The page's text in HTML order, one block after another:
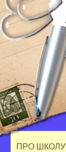
ПРО ШКОЛУ